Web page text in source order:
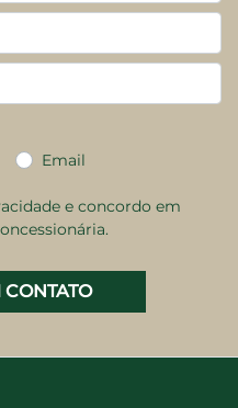
Email
e concordo em